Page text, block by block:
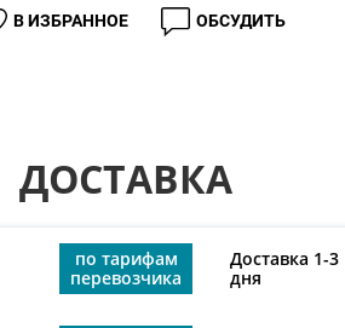
В ИЗБРАННОЕ ОБСУДИТЬ
ДОСТАВКА
по тарифам
перевозчика
Доставка 1-
дня